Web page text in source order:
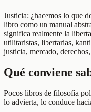
Justicia: ¿hacemos lo que
libro como un manual
significa realmente la
utilitaristas, libertarias,
justicia, mercado,
Qué conviene
Pocos libros de filosofía
lo advierta, lo conduce